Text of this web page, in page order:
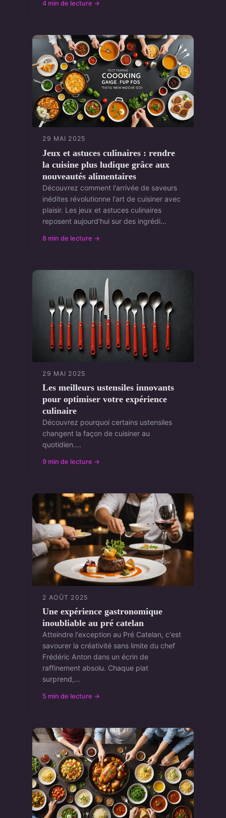
4 min de lecture →
29 MAI 2025
Jeux et astuces culinaires : rendre
la cuisine plus ludique grâce aux
nouveautés alimentaires
Découvrez comment l'arrivée de saveurs
inédites révolutionne l'art de cuisiner avec
plaisir. Les jeux et astuces culinaires
reposent aujourd'hui sur des ingrédi...
8 min de lecture →
29 MAI 2025
Les meilleurs ustensiles innovants
pour optimiser votre expérience
culinaire
Découvrez pourquoi certains ustensiles
changent la façon de cuisiner au
quotidien....
9 min de lecture →
2 AOÛT 2025
Une expérience gastronomique
inoubliable au pré catelan
Atteindre l'exception au Pré Catelan, c'est
savourer la créativité sans limite du chef
Frédéric Anton dans un écrin de
raffinement absolu. Chaque plat
surprend,...
5 min de lecture →